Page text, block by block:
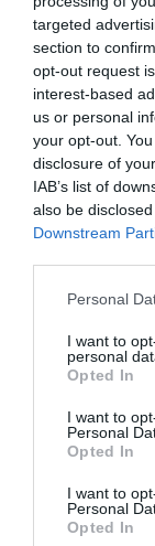
targeted
section to
opt-out request
interest-based
us or personal
your opt-out.
disclosure of
IAB’s list of
also be
Downstream
Personal
I want to
personal
Opted In
I want to
Personal
Opted In
I want to
Personal
Opted In
por Redacción
Artículos
Enormes
por Eulogio López
Nokia,
son las
Eulogio López